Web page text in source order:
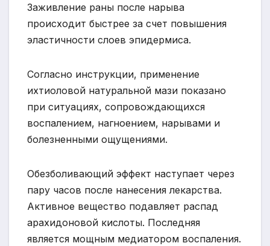
Заживление раны после нарыва
происходит быстрее за счет повышения
эластичности слоев эпидермиса.
Согласно инструкции, применение
ихтиоловой натуральной мази показано
при ситуациях, сопровождающихся
воспалением, нагноением, нарывами и
болезненными ощущениями.
Обезболивающий эффект наступает через
пару часов после нанесения лекарства.
Активное вещество подавляет распад
арахидоновой кислоты. Последняя
является мощным медиатором воспаления.